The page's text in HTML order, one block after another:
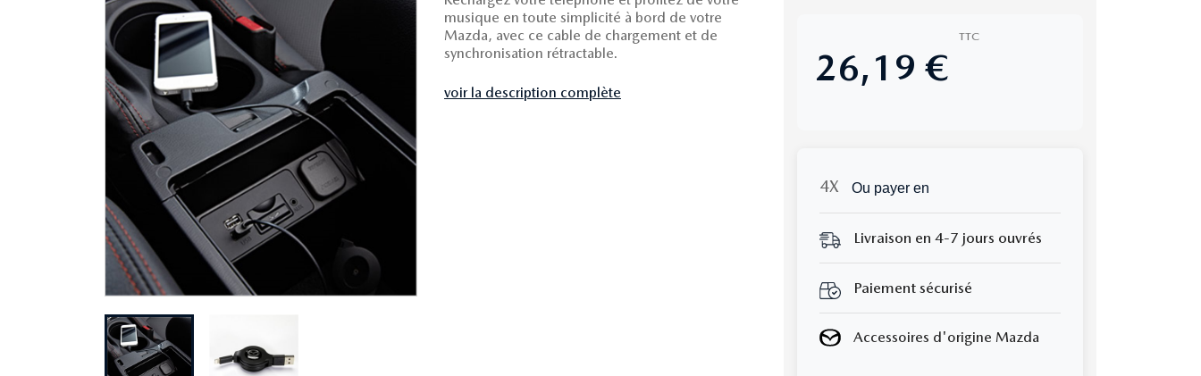
musique en toute simplicité à bord de votre
Mazda, avec ce cable de chargement et de
synchronisation rétractable.
voir la description complète
26,19 €
TTC
Ou payer en
Livraison en 4-7 jours ouvrés
Paiement sécurisé
Accessoires d'origine Mazda